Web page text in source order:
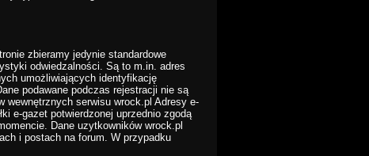
zbieramy jedynie standardowe
odwiedzalności. Są to m.in. adres
umożliwiających identyfikację
podawane podczas rejestracji nie są
wewnętrznych serwisu wrock.pl Adresy e-
e-gazet potwierdzonej uprzednio zgodą
Dane uzytkowników wrock.pl
i postach na forum. W przypadku